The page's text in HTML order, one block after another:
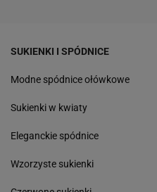
SUKIENKI I SPÓDNICE
Modne spódnice ołówkowe
Sukienki w kwiaty
Eleganckie spódnice
Wzorzyste sukienki